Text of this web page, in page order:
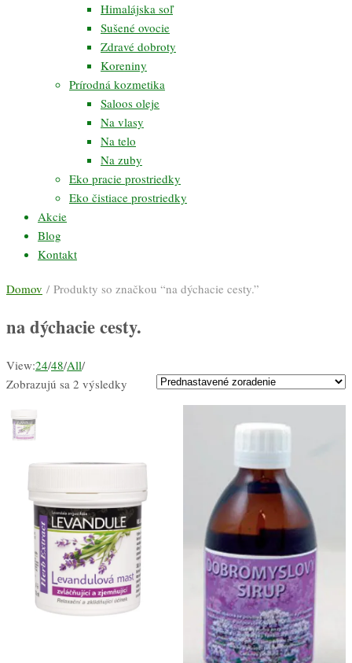
Himalájska soľ
Sušené ovocie
Zdravé dobroty
Koreniny
Prírodná kozmetika
Saloos oleje
Na vlasy
Na telo
Na zuby
Eko pracie prostriedky
Eko čistiace prostriedky
Akcie
Blog
Kontakt
Domov / Produkty so značkou “na dýchacie cesty.”
na dýchacie cesty.
View:24/48/All/
Zobrazujú sa 2 výsledky